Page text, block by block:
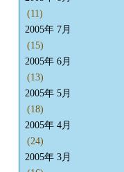
(11)
2005年 7月
(15)
2005年 6月
(13)
2005年 5月
(18)
2005年 4月
(24)
2005年 3月